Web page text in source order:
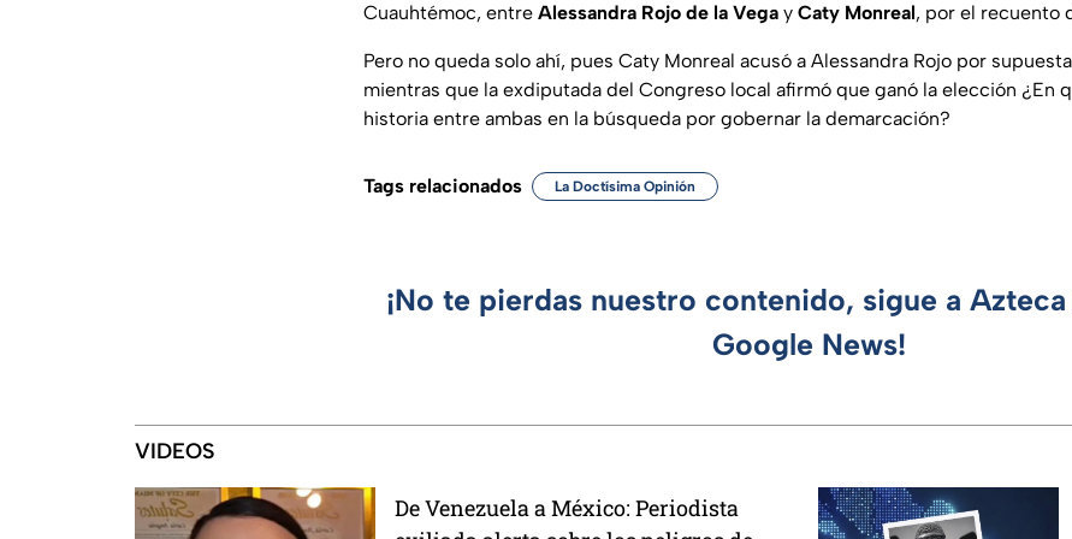
Cuauhtémoc, entre Alessandra Rojo de la Vega y Caty Monreal, por el recuento
Pero no queda solo ahí, pues Caty Monreal acusó a Alessandra Rojo por
mientras que la exdiputada del Congreso local afirmó que ganó la elección ¿En
historia entre ambas en la búsqueda por gobernar la demarcación?
Tags relacionados La Doctísima Opinión
¡No te pierdas nuestro contenido, sigue a
Google News!
VIDEOS
De Venezuela a México: Periodista